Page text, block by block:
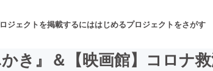
ジェクトを掲載するにははじめるプロジェクトをさがす
き』＆【映画館】コロナ